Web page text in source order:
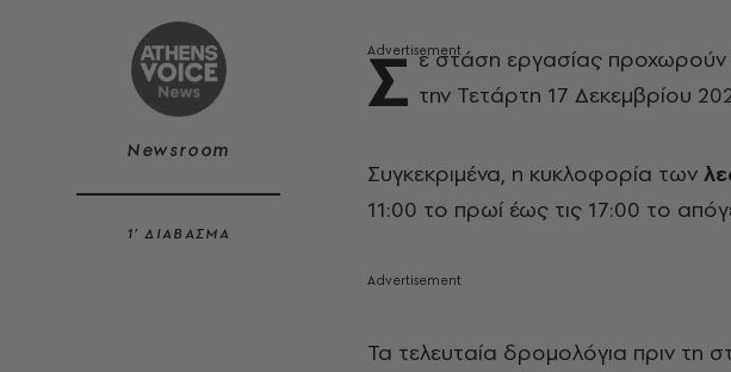
Newsroom
1’ ΔΙΑΒΑΣΜΑ
Σ ε στάση εργασίας προχωρούν
την Τετάρτη 17 Δεκεμβρίου
Συγκεκριμένα, η κυκλοφορία των
11:00 το πρωί έως τις 17:00 το
Τα τελευταία δρομολόγια πριν τη